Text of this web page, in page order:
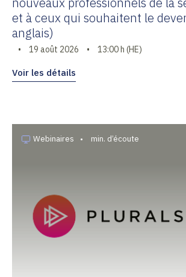
et à ceux qui souhaitent le
anglais)
• 19 août 2026 • 13:00 h (HE)
Voir les détails
Webinaires • min. d’écoute